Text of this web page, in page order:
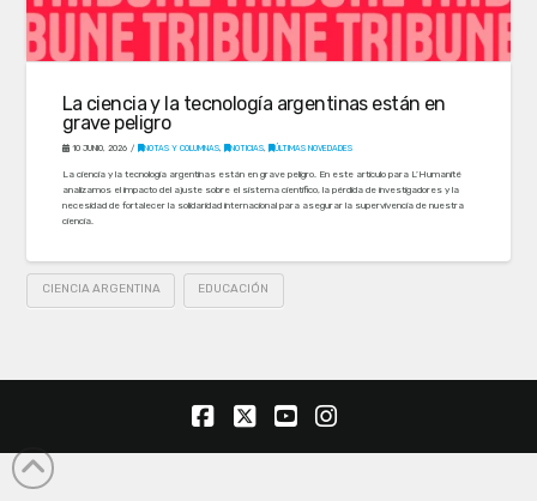
La ciencia y la tecnología argentinas están en
grave peligro
10 JUNIO, 2026 NOTAS Y COLUMNAS, NOTICIAS, ÚLTIMAS NOVEDADES
La ciencia y la tecnología argentinas están en grave peligro. En este artículo para L’Humanité
analizamos el impacto del ajuste sobre el sistema científico, la pérdida de investigadores y la
necesidad de fortalecer la solidaridad internacional para asegurar la supervivencia de nuestra
ciencia.
CIENCIA ARGENTINA EDUCACIÓN